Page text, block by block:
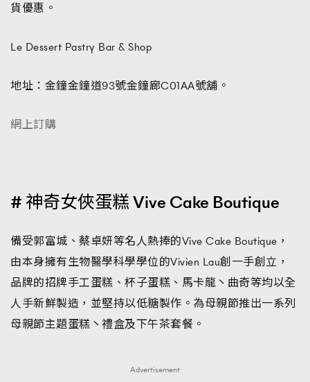
貨優惠。
Le Dessert Pastry Bar & Shop
地址：金鐘金鐘道93號金鐘廊C01AA號舖。
網上訂購
# 神奇女俠蛋糕 Vive Cake Boutique
備受郭富城、蔡卓妍等名人熱捧的Vive Cake Boutique，
由本身擁有生物醫學科學學位的Vivien Lau創一手創立，
品牌的招牌手工蛋糕、杯子蛋糕、馬卡龍丶曲奇等均以全
人手新鮮製造，並堅持以低糖製作。為母親節推出一系列
母親節主題蛋糕丶禮盒及下午茶套餐。
Advertisement